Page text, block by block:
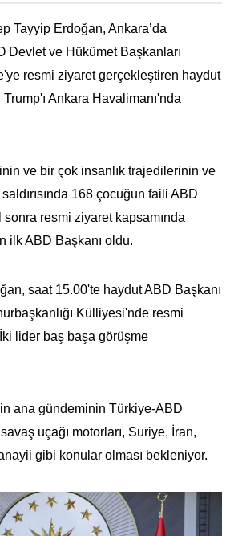
Tayyip Erdoğan, Ankara’da
Devlet ve Hükümet Başkanları
resmi ziyaret gerçekleştiren haydut
Ankara Havalimanı'nda
ve bir çok insanlık trajedilerinin ve
168 çocuğun faili ABD
sonra resmi ziyaret kapsamında
ilk ABD Başkanı oldu.
saat 15.00'te haydut ABD Başkanı
Külliyesi'nde resmi
lider baş başa görüşme
ana gündeminin Türkiye-ABD
uçağı motorları, Suriye, İran,
gibi konular olması bekleniyor.